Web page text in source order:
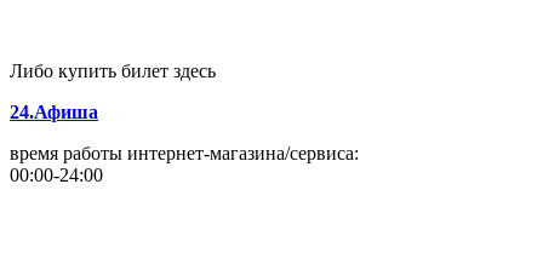
Либо купить билет здесь
24.Афиша
время работы интернет-магазина/сервиса:
00:00-24:00